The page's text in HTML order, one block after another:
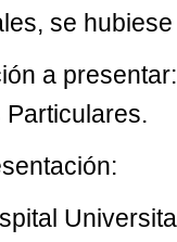
se
a